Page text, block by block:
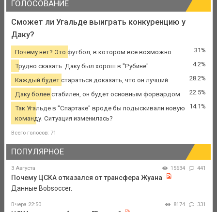
ГОЛОСОВАНИЕ
Сможет ли Угальде выиграть конкуренцию у
Даку?
Почему нет? Это футбол, в котором все возможно 31%
Трудно сказать. Даку был хорош в "Рубине" 4.2%
Каждый будет стараться доказать, что он лучший 28.2%
Даку более стабилен, он будет основным форвардом 22.5%
Так Угальде в "Спартаке" вроде бы подыскивали новую
команду. Ситуация изменилась?
14.1%
Всего голосов: 71
ПОПУЛЯРНОЕ
3 Августа 15634 441
Почему ЦСКА отказался от трансфера Жуана
Данные Bobsoccer.
Вчера 22:50 8174 331